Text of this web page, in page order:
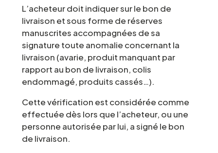
L’acheteur doit indiquer sur le bon de
livraison et sous forme de réserves
manuscrites accompagnées de sa
signature toute anomalie concernant la
livraison (avarie, produit manquant par
rapport au bon de livraison, colis
endommagé, produits cassés…).
Cette vérification est considérée comme
effectuée dès lors que l’acheteur, ou une
personne autorisée par lui, a signé le bon
de livraison.